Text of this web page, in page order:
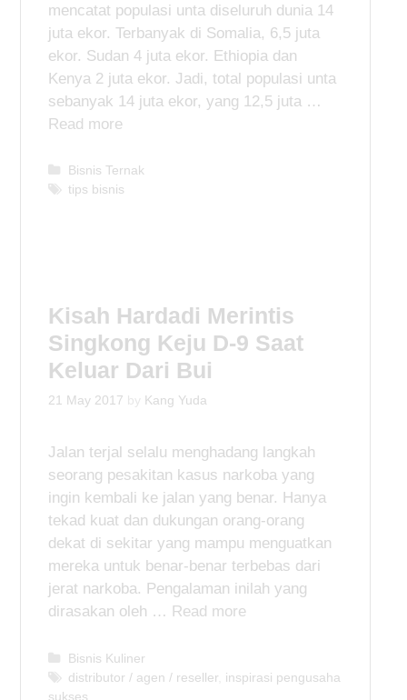
mencatat populasi unta diseluruh dunia 14
juta ekor. Terbanyak di Somalia, 6,5 juta
ekor. Sudan 4 juta ekor. Ethiopia dan
Kenya 2 juta ekor. Jadi, total populasi unta
sebanyak 14 juta ekor, yang 12,5 juta …
Read more
C
a
i
e
s
Bisnis Ternak
T
tips bisnis
Kisah Hardadi Merintis
Singkong Keju D-9 Saat
Keluar Dari Bui
21 May 2017 by Kang Yuda
Jalan terjal selalu menghadang langkah
seorang pesakitan kasus narkoba yang
ingin kembali ke jalan yang benar. Hanya
tekad kuat dan dukungan orang-orang
dekat di sekitar yang mampu menguatkan
mereka untuk benar-benar terbebas dari
jerat narkoba. Pengalaman inilah yang
dirasakan oleh … Read more
C
a
t
Bisnis Kuliner
T
a
distributor / agen / reseller, inspirasi pengusaha
sukses